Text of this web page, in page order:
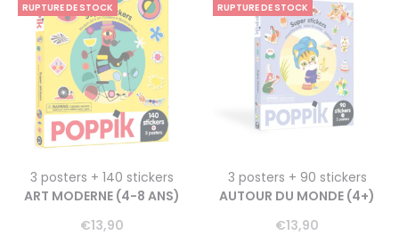
RUPTURE DE STOCK
3 posters + 140 stickers
ART MODERNE (4-8 ANS)
€13,90
RUPTURE DE STOCK
3 posters + 90 stickers
AUTOUR DU MONDE (4+)
€13,90